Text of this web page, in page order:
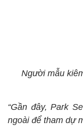
Người mẫu
“Gần đây, Park
ngoài để tham dự